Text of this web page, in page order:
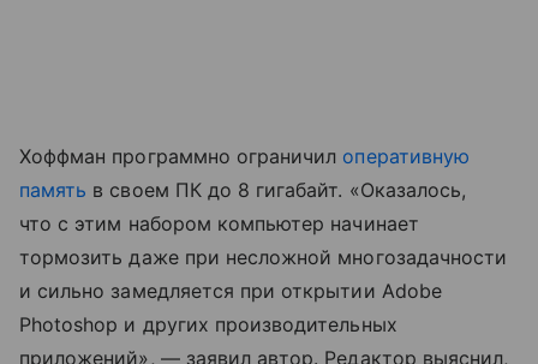
Хоффман программно ограничил оперативную
память в своем ПК до 8 гигабайт. «Оказалось,
что с этим набором компьютер начинает
тормозить даже при несложной многозадачности
и сильно замедляется при открытии Adobe
Photoshop и других производительных
приложений», — заявил автор. Редактор выяснил,